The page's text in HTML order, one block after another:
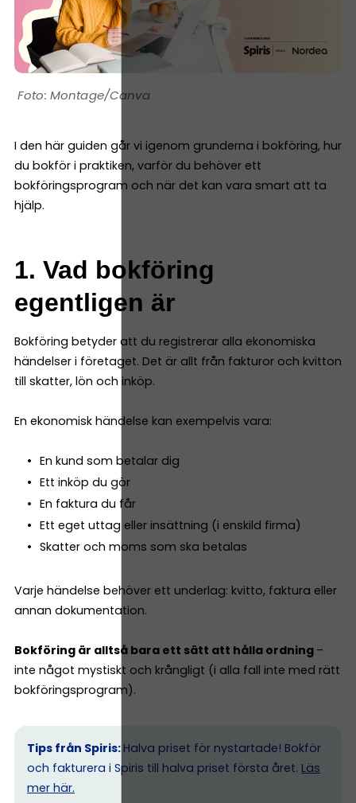
Montage/Canva
I den här guiden går vi igenom grunderna i bokföring, hur
du bokför i praktiken, varför du behöver ett
bokföringsprogram och när det kan vara smart att ta
hjälp.
1. Vad bokföring
egentligen är
Bokföring betyder att du registrerar alla ekonomiska
händelser i företaget. Det är allt från fakturor och kvitton
till skatter, lön och inköp.
En ekonomisk händelse kan exempelvis vara:
En kund som betalar dig
Ett inköp du gör
En faktura du får
Ett eget uttag eller insättning (i enskild firma)
Skatter och moms som ska betalas
Varje händelse behöver ett underlag: kvitto, faktura eller
annan dokumentation.
Bokföring är alltså bara ett sätt att hålla ordning –
inte något mystiskt och krångligt (i alla fall inte med rätt
bokföringsprogram).
Tips från Spiris: Halva priset för nystartade! Bokför
och fakturera i Spiris till halva priset första året. Läs
mer här.